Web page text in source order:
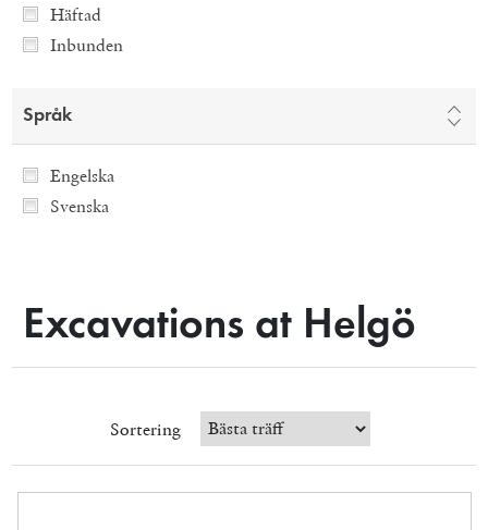
Häftad
Inbunden
Språk
Engelska
Svenska
Excavations at Helgö
Sortering